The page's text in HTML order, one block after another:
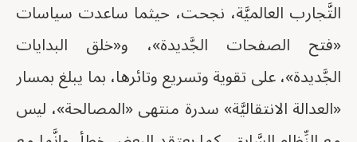
التَّجارب العالميَّة، نجحت، حيثما ساعدت سياسات
«فتح الصفحات الجَّديدة»، و«خلق البدايات
الجَّديدة»، على تقوية وتسريع وتائرها، بما يبلغ بمسار
«العدالة الانتقاليَّة» سدرة منتهى «المصالحة»، ليس